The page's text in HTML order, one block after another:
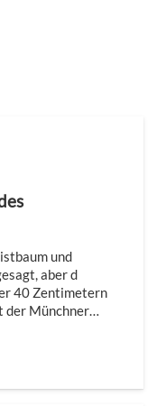
und
aber d
40 Zentimetern
der Münchner…